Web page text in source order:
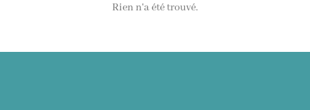
Rien n'a été trouvé.